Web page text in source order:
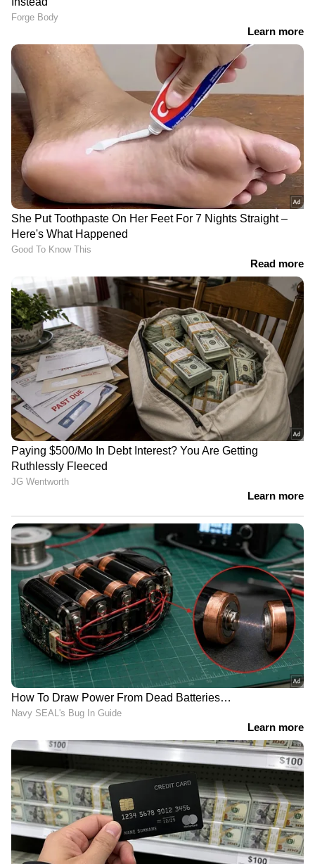
LATEST VIDEOS
എന്നാലും അർജുൻ എവിടെ?;
ഒളിവിൽ ഇരുന്ന് വെല്ലുവിളി തുടർന്ന്
ആയങ്കി
മാലിന്യ ലോഡുമായി എത്തിയാല്‍
ഫ്രഷ് കട്ടിനെതിരെ പ്രതിഷേധം
തുടരും